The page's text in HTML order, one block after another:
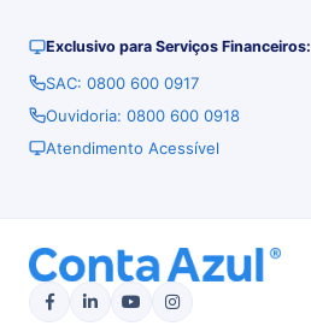
Exclusivo para Serviços Financeiros:
SAC: 0800 600 0917
Ouvidoria: 0800 600 0918
Atendimento Acessível